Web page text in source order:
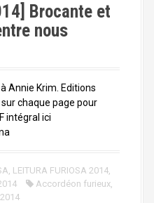
Brocante et
nous
Annie Krim. Editions
chaque page pour
intégral ici
LEITURA FURIOSA 2014
Accordéon furieux